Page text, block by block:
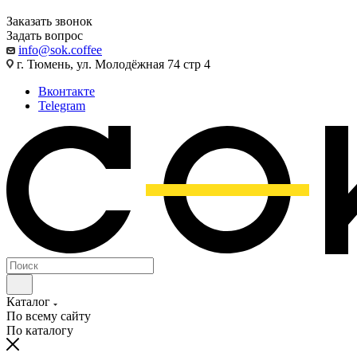
Заказать звонок
Задать вопрос
info@sok.coffee
г. Тюмень, ул. Молодёжная 74 стр 4
Вконтакте
Telegram
Каталог
По всему сайту
По каталогу